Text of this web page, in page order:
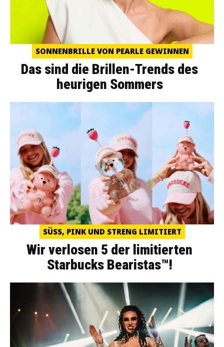
SONNENBRILLE VON PEARLE GEWINNEN
Das sind die Brillen-Trends des
heurigen Sommers
SÜSS, PINK UND STRENG LIMITIERT
Wir verlosen 5 der limitierten
Starbucks Bearistas™!